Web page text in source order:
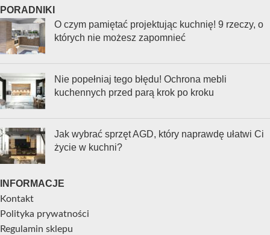
PORADNIKI
O czym pamiętać projektując kuchnię! 9 rzeczy, o
których nie możesz zapomnieć
Nie popełniaj tego błędu! Ochrona mebli
kuchennych przed parą krok po kroku
Jak wybrać sprzęt AGD, który naprawdę ułatwi Ci
życie w kuchni?
INFORMACJE
Kontakt
Polityka prywatności
Regulamin sklepu